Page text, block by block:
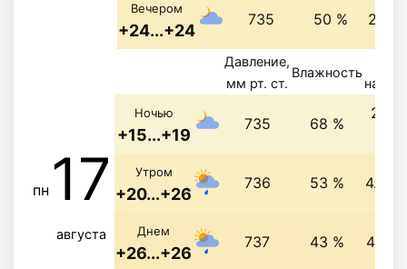
Вечером
+24...+24
735 50 % 2.6
пн 17
августа
Давление,
мм рт. ст.
Влажность
Ночью
+15...+19
735 68 %
2.6
Утром
+20...+26
736 53 % 4.3
Днем
+26...+26
737 43 % 4.7